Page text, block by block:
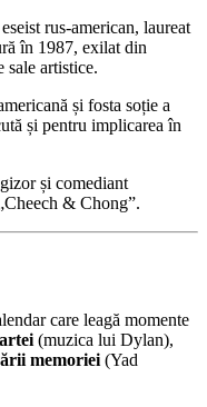
rus-american, laureat
în 1987, exilat din
artistice.
și fosta soție a
și pentru implicarea în
și comediant
& Chong”.
care leagă momente
artei(muzica lui Dylan),
memoriei(Yad